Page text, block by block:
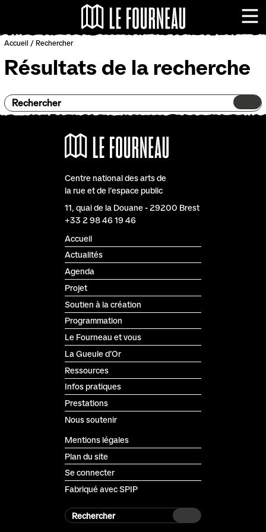
Panneau de gestion des cookies
Le Fourneau -
Accueil / Rechercher
Résultats de la recherche
Rechercher
Centre national des arts de
la rue et de l’espace public
Le Fourneau
11, quai de la Douane-29200 Brest
+33 2 98 46 19 46
Accueil
Actualités
Agenda
Projet
Soutien à la création
Programmation
Le Fourneau et vous
La Gueule d’Or
Ressources
Infos pratiques
Prestations
Nous soutenir
Mentions légales
Plan du site
Se connecter
Fabriqué avec SPIP
Rechercher